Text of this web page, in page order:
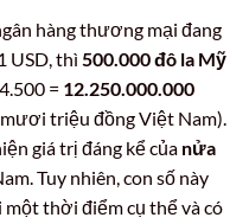
hàng thương mại đang
USD, thì 500.000 đô la Mỹ
= 12.250.000.000
triệu đồng Việt Nam).
giá trị đáng kể của nửa
Tuy nhiên, con số này
thời điểm cụ thể và có